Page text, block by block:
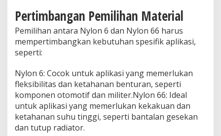
Pertimbangan Pemilihan Material
Pemilihan antara Nylon 6 dan Nylon 66 harus
mempertimbangkan kebutuhan spesifik aplikasi,
seperti:
Nylon 6: Cocok untuk aplikasi yang memerlukan
fleksibilitas dan ketahanan benturan, seperti
komponen otomotif dan militer.Nylon 66: Ideal
untuk aplikasi yang memerlukan kekakuan dan
ketahanan suhu tinggi, seperti bantalan gesekan
dan tutup radiator.